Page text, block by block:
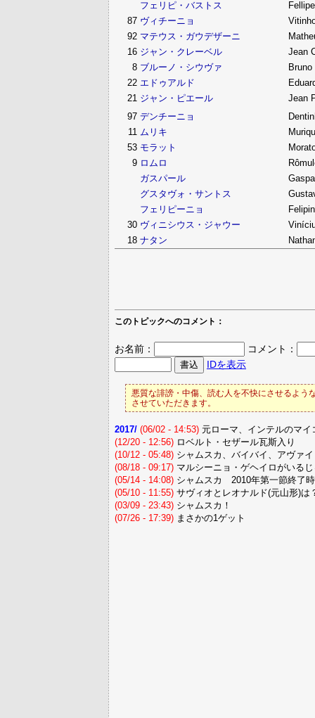
フェリピ・バストス
87 ヴィチーニョ
92 マテウス・ガウデザーニ
16 ジャン・クレーベル
Jean
8 ブルーノ・シウヴァ
22 エドゥアルド
21 ジャン・ピエール
Jean
97 デンチーニョ
11 ムリキ
53 モラット
9 ロムロ
ガスパール
グスタヴォ・サントス
フェリピーニョ
30 ヴィニシウス・ジャウー
18 ナタン
このトピックへのコメント：
お名前：
コメント：
IDを表示
悪質な誹謗・中傷、読む人を不快にさせるよう
させていただきます。
2017/ (06/02 - 14:53) 元ローマ、インテルのマイ
(12/20 - 12:56) ロベルト・セザール瓦斯入り
(10/12 - 05:48) シャムスカ、バイバイ、アヴァイ
(08/18 - 09:17) マルシーニョ・ゲヘイロがいる
(05/14 - 14:08) シャムスカ 2010年第一節終了
(05/10 - 11:55) サヴィオとレオナルド(元山形)は
(03/09 - 23:43) シャムスカ！
(07/26 - 17:39) まさかの1ゲット